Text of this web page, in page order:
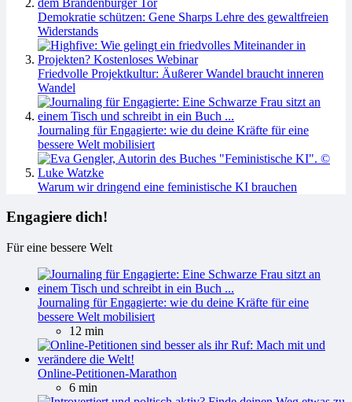
Demokratie schützen: Gene Sharps Lehre des gewaltfreien
Widerstands
Friedvolle Projektkultur: Äußerer Wandel braucht inneren
Wandel
Journaling für Engagierte: wie du deine Kräfte für eine
bessere Welt mobilisiert
Warum wir dringend eine feministische KI brauchen
Engagiere dich!
Für eine bessere Welt
Journaling für Engagierte: wie du deine Kräfte für eine
bessere Welt mobilisiert
12 min
Online-Petitionen-Marathon
6 min